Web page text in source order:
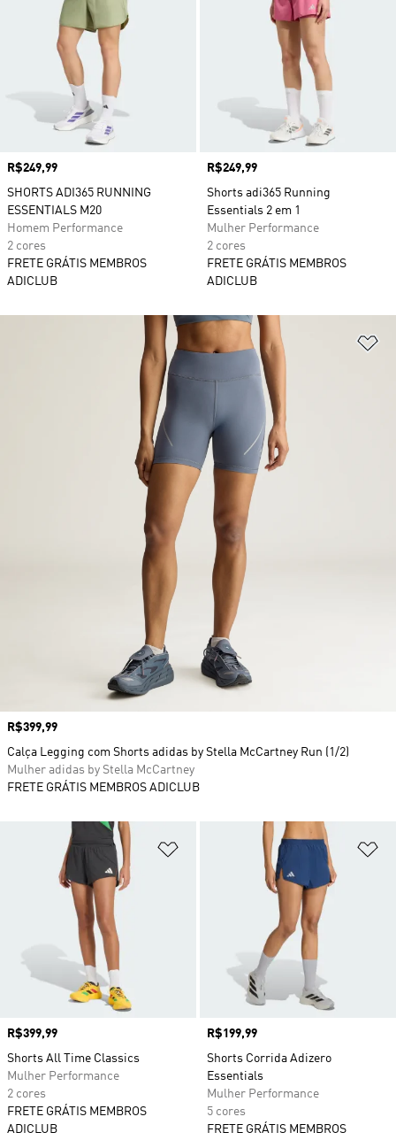
Preço
R$249,99
SHORTS ADI365 RUNNING
ESSENTIALS M20
Homem Performance
2 cores
FRETE GRÁTIS MEMBROS
ADICLUB
Preço
R$249,99
Shorts adi365 Running
Essentials 2 em 1
Mulher Performance
2 cores
FRETE GRÁTIS MEMBROS
ADICLUB
Adicionar à Lista de Desejos
Preço
R$399,99
Shorts All Time Classics
Mulher Performance
2 cores
FRETE GRÁTIS MEMBROS
ADICLUB
Preço
R$199,99
Shorts Corrida Adizero
Essentials
Mulher Performance
5 cores
FRETE GRÁTIS MEMBROS
Preço
R$399,99
Calça Legging com Shorts adidas by Stella McCartney Run (1/2)
Mulher adidas by Stella McCartney
FRETE GRÁTIS MEMBROS ADICLUB